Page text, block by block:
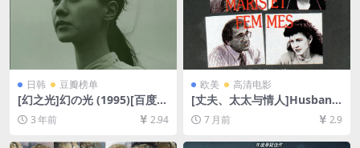
日韩 豆瓣榜单
[幻之光]幻の光 (1995)[百度网
盘+夸克网盘1080P超清未删
减资源][网盘在线播放/下载]
[MP4/7.1GB][中文字幕]
3 年前 2.94
欧美 高清电影
[丈夫、太太与情人]Husband
s and Wives (1992)[百度网
盘+夸克网盘1080P超清未删
减资源][网盘在线播放/下载]
7 月前 2.9